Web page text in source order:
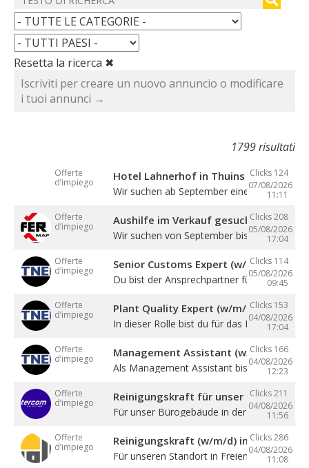
Resetta la ricerca ✖
Iscriviti per creare un nuovo annuncio o modificare
i tuoi annunci →
1799 risultati
Offerte
d’impiego
Clicks 124
07/08/2026
11:11
Hotel Lahnerhof in Thuins sucht eine
Wir suchen ab September eine ...
Offerte
d’impiego
Clicks 208
05/08/2026
17:04
Aushilfe im Verkauf gesucht
Wir suchen von September bis Dezember
Offerte
d’impiego
Clicks 114
05/08/2026
09:45
Senior Customs Expert (w/m/d)
Du bist der Ansprechpartner für alle
Offerte
d’impiego
Clicks 153
04/08/2026
17:04
Plant Quality Expert (w/m/d)
In dieser Rolle bist du für das Management
Offerte
d’impiego
Clicks 166
04/08/2026
12:23
Management Assistant (w/m/d)
Als Management Assistant bist du eine ...
Offerte
d’impiego
Clicks 211
04/08/2026
11:56
Reinigungskraft für unser
Für unser Bürogebäude in der
Offerte
d’impiego
Clicks 286
04/08/2026
11:08
Reinigungskraft (w/m/d) in Teilzeit
Für unseren Standort in Freienfeld suchen ...